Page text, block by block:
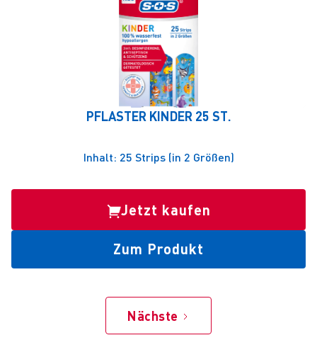
PFLASTER KINDER 25 ST.
Inhalt: 25 Strips (in 2 Größen)
Jetzt kaufen
Zum Produkt
Nächste